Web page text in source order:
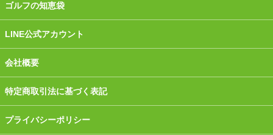
ゴルフの知恵袋
LINE公式アカウント
会社概要
特定商取引法に基づく表記
プライバシーポリシー